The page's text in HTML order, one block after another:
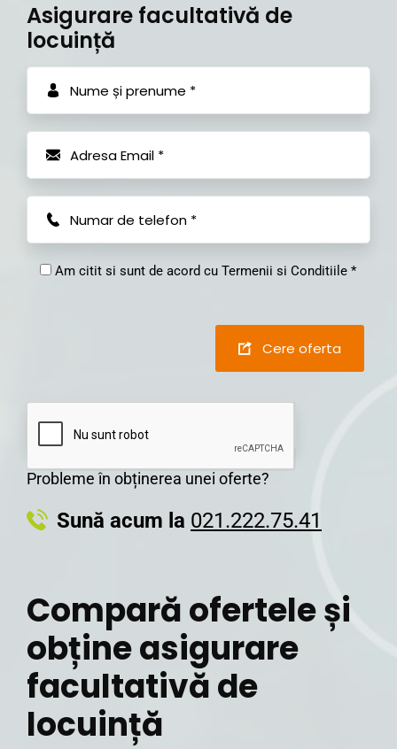
Asigurare facultativă de
locuință
Am citit si sunt de acord cu Termenii si Conditiile *
Cere oferta
Probleme în obținerea unei oferte?
Sună acum la 021.222.75.41
Compară ofertele și
obține asigurare
facultativă de
locuință